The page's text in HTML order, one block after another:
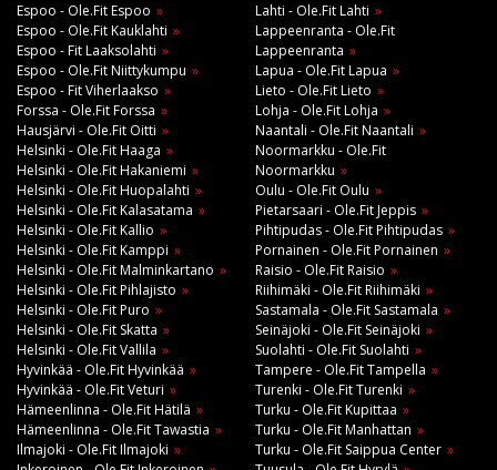
Espoo - Ole.Fit Espoo
Espoo - Ole.Fit Kauklahti
Espoo - Fit Laaksolahti
Espoo - Ole.Fit Niittykumpu
Espoo - Fit Viherlaakso
Forssa - Ole.Fit Forssa
Hausjärvi - Ole.Fit Oitti
Helsinki - Ole.Fit Haaga
Helsinki - Ole.Fit Hakaniemi
Helsinki - Ole.Fit Huopalahti
Helsinki - Ole.Fit Kalasatama
Helsinki - Ole.Fit Kallio
Helsinki - Ole.Fit Kamppi
Helsinki - Ole.Fit Malminkartano
Helsinki - Ole.Fit Pihlajisto
Helsinki - Ole.Fit Puro
Helsinki - Ole.Fit Skatta
Helsinki - Ole.Fit Vallila
Hyvinkää - Ole.Fit Hyvinkää
Hyvinkää - Ole.Fit Veturi
Hämeenlinna - Ole.Fit Hätilä
Hämeenlinna - Ole.Fit Tawastia
Ilmajoki - Ole.Fit Ilmajoki
Lahti - Ole.Fit Lahti
Lappeenranta - Ole.Fit
Lappeenranta
Lapua - Ole.Fit Lapua
Lieto - Ole.Fit Lieto
Lohja - Ole.Fit Lohja
Naantali - Ole.Fit Naantali
Noormarkku - Ole.Fit
Noormarkku
Oulu - Ole.Fit Oulu
Pietarsaari - Ole.Fit Jeppis
Pihtipudas - Ole.Fit Pihtipudas
Pornainen - Ole.Fit Pornainen
Raisio - Ole.Fit Raisio
Riihimäki - Ole.Fit Riihimäki
Sastamala - Ole.Fit Sastamala
Seinäjoki - Ole.Fit Seinäjoki
Suolahti - Ole.Fit Suolahti
Tampere - Ole.Fit Tampella
Turenki - Ole.Fit Turenki
Turku - Ole.Fit Kupittaa
Turku - Ole.Fit Manhattan
Turku - Ole.Fit Saippua Center